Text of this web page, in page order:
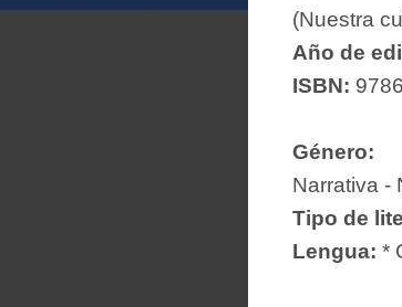
(Nuestra
Año de
ISBN:
Género:
Narrativa -
Tipo de
Lengua: *